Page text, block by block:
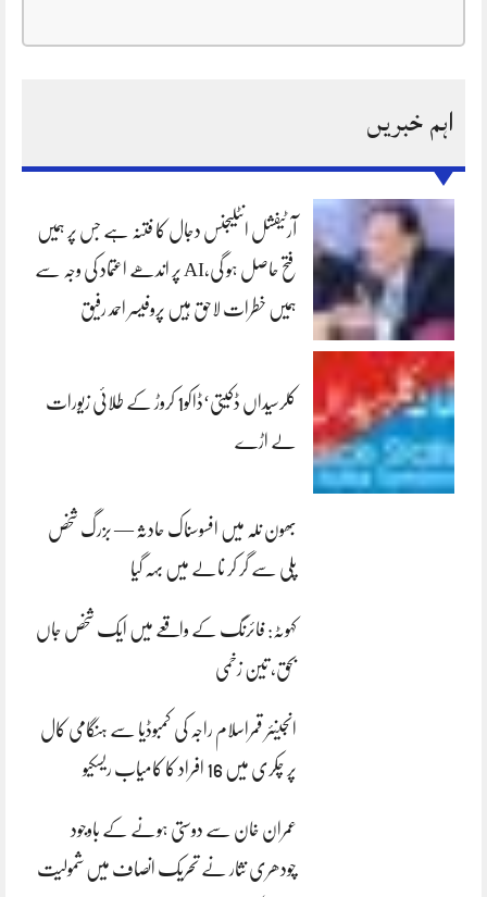
اہم خبریں
آرٹیفشل انٹلیجنس دجال کا فتنہ ہے جس پر ہمیں
فتح حاصل ہو گی،AI پر اندھے اعتماد کی وجہ سے
ہمیں خطرات لاحق ہیں پروفیسر احمد رفیق
کلرسیداں ڈکیتی‘ڈاکو1 کروڑ کے طلائی زیورات
لے اڑے
بھون نلہ میں افسوسناک حادثہ — بزرگ شخص
پلی سے گر کر نالے میں بہہ گیا
کہوٹہ: فائرنگ کے واقعے میں ایک شخص جاں
بحق، تین زخمی
انجینئر قمراسلام راجہ کی کمبوڈیا سے ہنگامی کال
پر چکری میں 16 افراد کا کامیاب ریسکیو
عمران خان سے دوستی ہونے کے باوجود
چودھری نثار نے تحریک انصاف میں شمولیت